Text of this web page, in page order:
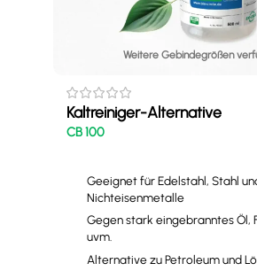
Weitere Gebindegrößen
Kaltreiniger-Alternative
CB 100
Geeignet für Edelstahl, Stahl
Nichteisenmetalle
Gegen stark eingebranntes Öl,
uvm.
Alternative zu Petroleum und